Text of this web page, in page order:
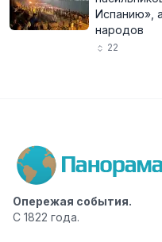
Испанию»,
народов
22
Опережая события.
С 1822 года.